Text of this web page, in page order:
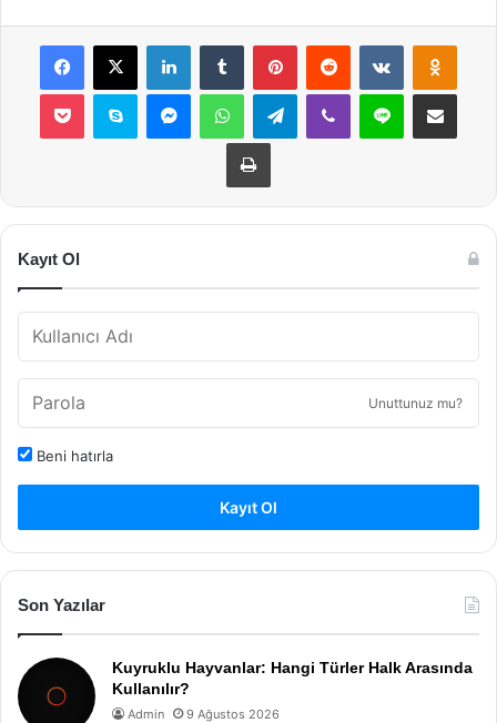
Facebook
X LinkedInTumblr PinterestReddit VKontakte
Pocket Skype MessengerWhatsAppTelegramViber Line E-Posta ile
Yazdır
Kayıt Ol
Unuttunuz mu?
Beni hatırla
Kayıt Ol
Son Yazılar
Kuyruklu Hayvanlar: Hangi Türler Halk Arasında
Kullanılır?
Admin 9 Ağustos 2026